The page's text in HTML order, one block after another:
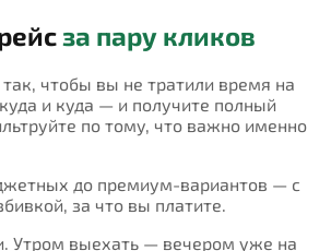
за пару кликов
чтобы вы не тратили время на
и куда — и получите полный
по тому, что важно именно
до премиум-вариантов — с
за что вы платите.
Утром выехать — вечером уже на